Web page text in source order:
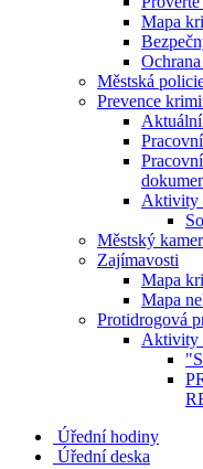
Mapa
Městská
Prevence
Aktivity
Městský
Zajímavosti
Mapa
Mapa
Protidrogová
Aktivity
Úřední hodiny
Úřední deska